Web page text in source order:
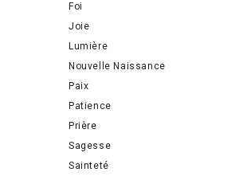
Foi
Joie
Lumière
Nouvelle Naissance
Paix
Patience
Prière
Sagesse
Sainteté